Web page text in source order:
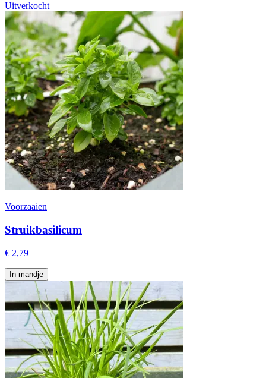
Uitverkocht
Voorzaaien
Struikbasilicum
€ 2,79
In mandje